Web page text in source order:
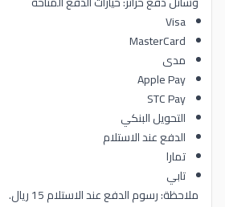
Visa
MasterCard
مدى
Apple Pay
STC Pay
التحويل البنكي
الدفع عند الاستلام
تمارا
تابي
ملاحظة: رسوم الدفع عند الاستلام 15 ريال.